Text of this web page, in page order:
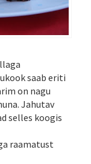
saab eriti
on nagu
Jahutav
selles koogis
raamatust